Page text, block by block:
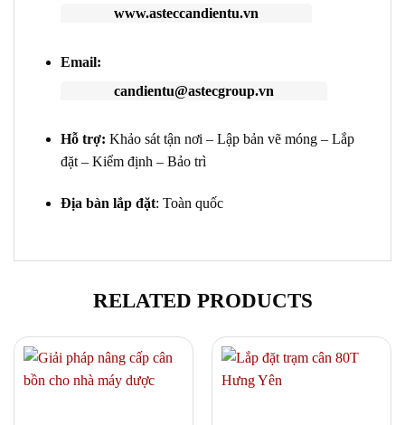
www.asteccandientu.vn
Email:
candientu@astecgroup.vn
Hỗ trợ: Khảo sát tận nơi – Lập bản vẽ móng – Lắp
đặt – Kiểm định – Bảo trì
Địa bàn lắp đặt: Toàn quốc
RELATED PRODUCTS